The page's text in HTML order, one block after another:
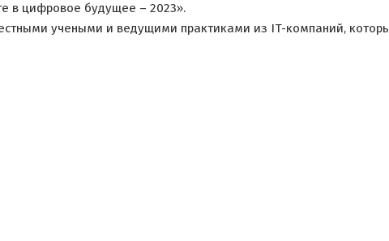
в цифровое будущее – 2023».
учеными и ведущими практиками из IT-компаний,